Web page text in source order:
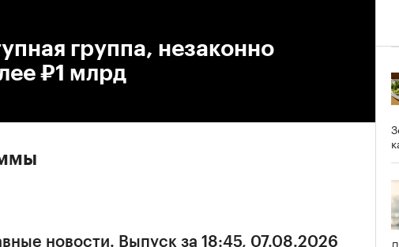
группа, незаконно
₽1 млрд
новости. Выпуск за 18:45, 07.08.2026